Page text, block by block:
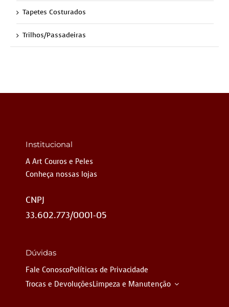
Tapetes Costurados
Trilhos/Passadeiras
Institucional
A Art Couros e Peles
Conheça nossas lojas
CNPJ
33.602.773/0001-05
Dúvidas
Fale ConoscoPolíticas de Privacidade
Trocas e DevoluçõesLimpeza e Manutenção